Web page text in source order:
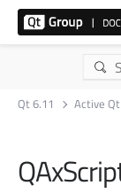
Qt 6.11 Active Qt